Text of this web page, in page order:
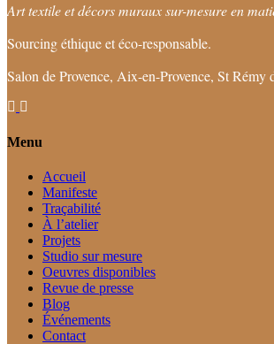
Art textile et décors muraux sur-mesure en
Sourcing éthique et éco-responsable.
Salon de Provence, Aix-en-Provence, St
Menu
Accueil
Manifeste
Traçabilité
À l’atelier
Projets
Studio sur mesure
Oeuvres disponibles
Revue de presse
Blog
Événements
Contact